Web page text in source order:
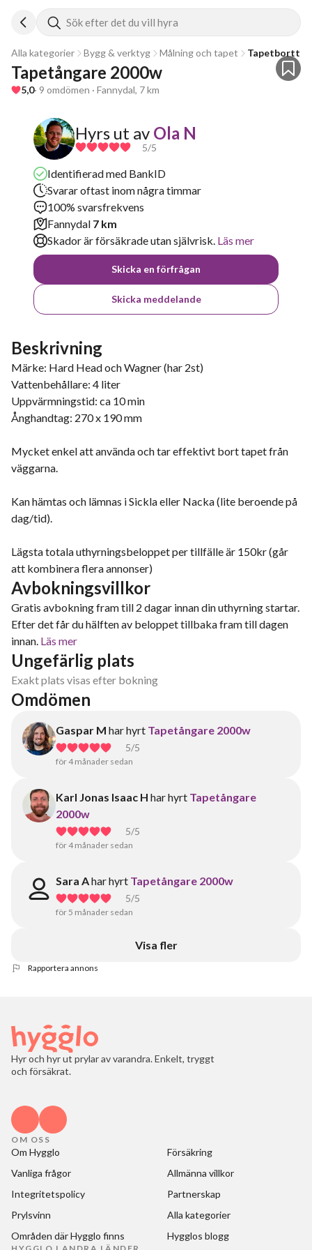
Sök efter det du vill hyra
Alla kategorier Bygg & verktyg Målning och tapet
Tapetångare 2000w
5,0· 9 omdömen · Fannydal, 7 km
Hyrs ut av Ola N
5/5
Identifierad med BankID
Svarar oftast inom några timmar
100% svarsfrekvens
Fannydal 7 km
Skador är försäkrade utan självrisk. Läs mer
Skicka en förfrågan
Skicka meddelande
Beskrivning
Märke: Hard Head och Wagner (har 2st)
Vattenbehållare: 4 liter
Uppvärmningstid: ca 10 min
Ånghandtag: 270 x 190 mm
Mycket enkel att använda och tar effektivt bort tapet från
väggarna.
Kan hämtas och lämnas i Sickla eller Nacka (lite beroende på
dag/tid).
Lägsta totala uthyrningsbeloppet per tillfälle är 150kr (går
att kombinera flera annonser)
Avbokningsvillkor
Gratis avbokning fram till 2 dagar innan din uthyrning startar.
Efter det får du hälften av beloppet tillbaka fram till dagen
innan. Läs mer
Ungefärlig plats
Exakt plats visas efter bokning
Omdömen
Gaspar M har hyrt Tapetångare 2000w
5/5
för 4 månader sedan
Karl Jonas Isaac H har hyrt Tapetångare
2000w
5/5
för 4 månader sedan
Sara Ahar hyrt Tapetångare 2000w
5/5
för 5 månader sedan
Visa fler
Rapportera annons
Hyr och hyr ut prylar av varandra. Enkelt, tryggt
och försäkrat.
OM OSS
Om Hygglo
Försäkring
Vanliga frågor
Allmänna villkor
Integritetspolicy
Partnerskap
Prylsvinn
Alla kategorier
Områden där Hygglo finns
Hygglos blogg